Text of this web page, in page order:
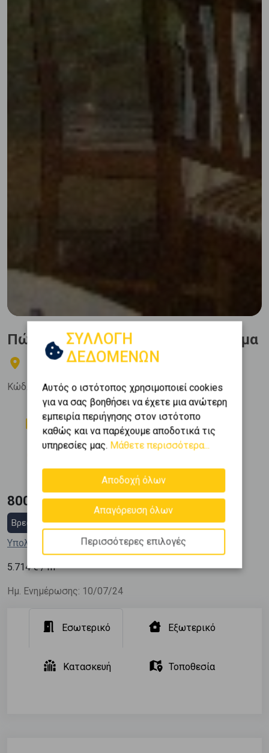
Πώληση, Επαγγελματικό, Κατάστημα
Κολωνάκι - Λυκαβηττός - Κολωνάκι
Κώδ. Ακινήτου:68521
Δωμάτια
0
Όροφος
0 (Ισόγειο)
Εμβαδόν
Κατασκευή
800.000 €
Βρες στεγαστικό δάνειο
Υπολόγισε τη δόση μου
5.714€ / m
Ημ. Ενημέρωσης: 10/07/24
Εσωτερικό Εξωτερικό
Κατασκευή Τοποθεσία
ΣΥΛΛΟΓΗ
ΔΕΔΟΜΕΝΩΝ
Αυτός ο ιστότοπος χρησιμοποιεί cookies
για να σας βοηθήσει να έχετε μια ανώτερη
εμπειρία περιήγησης στον ιστότοπο
καθώς και να παρέχουμε αποδοτικά τις
υπηρεσίες μας. Μάθετε περισσότερα...
Αποδοχή όλων
Απαγόρευση όλων
Περισσότερες επιλογές